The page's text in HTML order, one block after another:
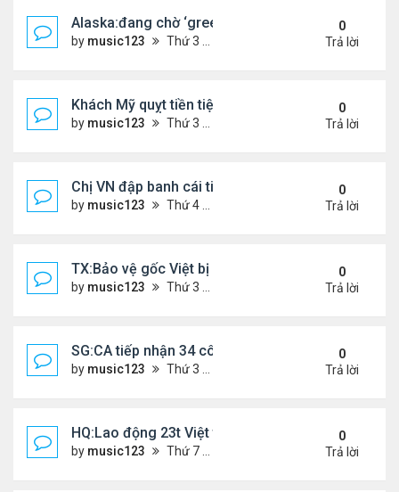
Alaska:đang chờ ‘green card,’ đi trình diện ICE, bị
by music123 Thứ 3 Tháng 3 31, 2026 4:29 pm
0
Trả lời
Khách Mỹ quỵt tiền tiệm nail người Việt
by music123 Thứ 3 Tháng 3 31, 2026 4:25 pm
0
Trả lời
Chị VN đập banh cái tiệm Dollar Tree
by music123 Thứ 4 Tháng 3 25, 2026 7:25 pm
0
Trả lời
TX:Bảo vệ gốc Việt bị bắn trọng thương trong vụ
by music123 Thứ 3 Tháng 3 24, 2026 6:27 pm
0
Trả lời
SG:CA tiếp nhận 34 công dân VN bị Mỹ trục xuất
by music123 Thứ 3 Tháng 3 24, 2026 5:09 pm
0
Trả lời
HQ:Lao động 23t Việt tử vong do bị cuốn vào máy
by music123 Thứ 7 Tháng 3 21, 2026 4:50 pm
0
Trả lời